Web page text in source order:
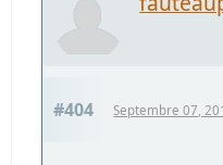
#404 Septembre 07,